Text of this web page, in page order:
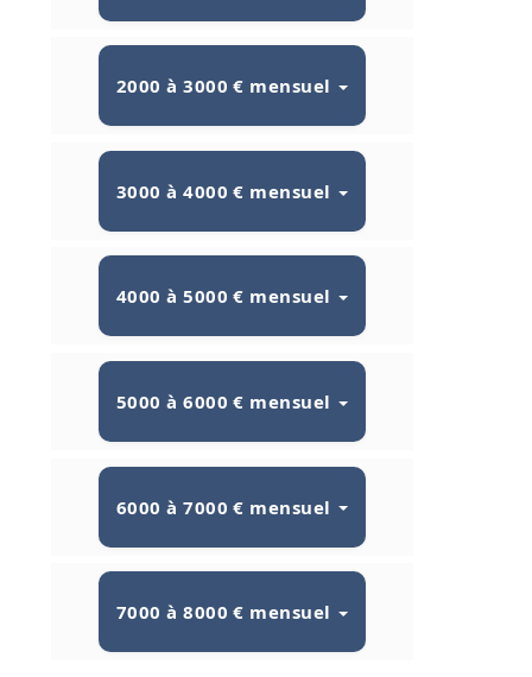
2000 à 3000 € mensuel
3000 à 4000 € mensuel
4000 à 5000 € mensuel
5000 à 6000 € mensuel
6000 à 7000 € mensuel
7000 à 8000 € mensuel